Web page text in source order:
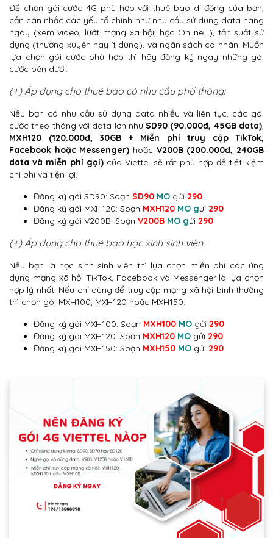
Để chọn gói cước 4G phù hợp với thuê bao di động của bạn,
cần cân nhắc các yếu tố chính như nhu cầu sử dụng data hàng
ngày (xem video, lướt mạng xã hội, học Online…), tần suất sử
dụng (thường xuyên hay ít dùng), và ngân sách cá nhân. Muốn
lựa chọn gói cước phù hợp thì hãy đăng ký ngay những gói
cước bên dưới:
(+) Áp dụng cho thuê bao có nhu cầu phổ thông:
Nếu bạn có nhu cầu sử dụng data nhiều và liên tục, các gói
cước theo tháng với data lớn nhưSD90 (90.000đ, 45GB data),
MXH120 (120.000đ, 30GB + Miễn phí truy cập TikTok,
Facebook hoặc Messenger) hoặc V200B (200.000đ, 240GB
data và miễn phí gọi) của Viettel sẽ rất phù hợp để tiết kiệm
chi phí và tiện lợi.
Đăng ký gói SD90: Soạn SD90 MO gửi 290
Đăng ký gói MXH120: Soạn MXH120 MO gửi 290
Đăng ký gói V200B: Soạn V200B MO gửi 290
(+) Áp dụng cho thuê bao học sinh sinh viên:
Nếu bạn là học sinh sinh viên thì lựa chọn miễn phí các ứng
dụng mạng xã hội TikTok, Facebook và Messenger là lựa chọn
hợp lý nhất. Nếu chỉ dùng để truy cập mạng xã hội bình thường
thì chọn gói MXH100, MXH120 hoặc MXH150.
Đăng ký gói MXH100: Soạn MXH100 MO gửi 290
Đăng ký gói MXH120: Soạn MXH120 MO gửi 290
Đăng ký gói MXH150: Soạn MXH150 MO gửi 290